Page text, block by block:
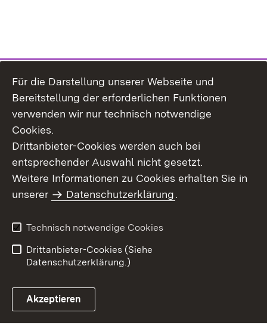
Benutzungshinweise
Erklärung zur
Für die Darstellung unserer Webseite und
Bereitstellung der erforderlichen Funktionen
verwenden wir nur technisch notwendige
Cookies.
Drittanbieter-Cookies werden auch bei
entsprechender Auswahl nicht gesetzt.
Weitere Informationen zu Cookies erhalten Sie in
unserer
Datenschutzerklärung.
Technisch notwendige Cookies
Drittanbieter-Cookies (Siehe
Datenschutzerklärung.)
Akzeptieren